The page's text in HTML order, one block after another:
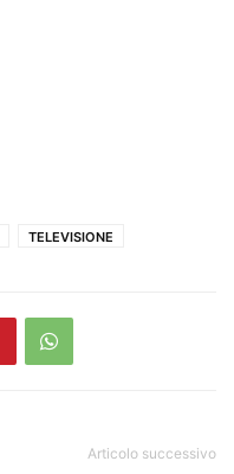
TELEVISIONE
Articolo successivo